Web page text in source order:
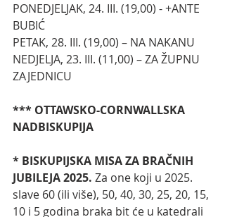
PONEDJELJAK, 24. III. (19,00) - +ANTE
BUBIĆ
PETAK, 28. III. (19,00) – NA NAKANU
NEDJELJA, 23. III. (11,00) – ZA ŽUPNU
ZAJEDNICU
*** OTTAWSKO-CORNWALLSKA
NADBISKUPIJA
* BISKUPIJSKA MISA ZA BRAČNIH
JUBILEJA 2025. Za one koji u 2025.
slave 60 (ili više), 50, 40, 30, 25, 20, 15,
10 i 5 godina braka bit će u katedrali